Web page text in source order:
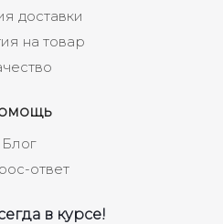
доставки
на товар
Блог
ответ
в курсе!